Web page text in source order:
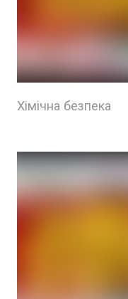
Хімічна безпека